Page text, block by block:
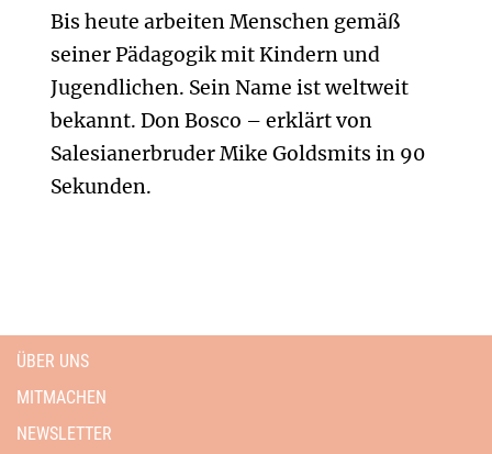
Bis heute arbeiten Menschen gemäß
seiner Pädagogik mit Kindern und
Jugendlichen. Sein Name ist weltweit
bekannt. Don Bosco – erklärt von
Salesianerbruder Mike Goldsmits in 90
Sekunden.
ÜBER UNS
MITMACHEN
NEWSLETTER